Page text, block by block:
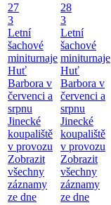
27
3
Letní
šachové
miniturnaje
Huť
Barbora v
červenci a
srpnu
Jinecké
koupaliště
v provozu
Zobrazit
všechny
záznamy
ze dne
28
3
Letní
šachové
miniturnaje
Huť
Barbora v
červenci a
srpnu
Jinecké
koupaliště
v provozu
Zobrazit
všechny
záznamy
ze dne